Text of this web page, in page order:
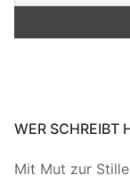
WER SCHREIBT
Mit Mut zur